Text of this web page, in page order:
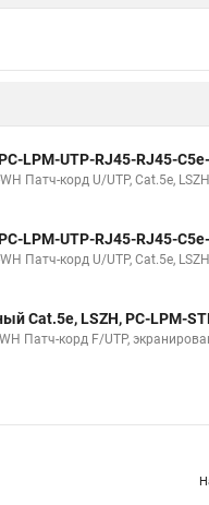
LPM-UTP-RJ45-RJ45-